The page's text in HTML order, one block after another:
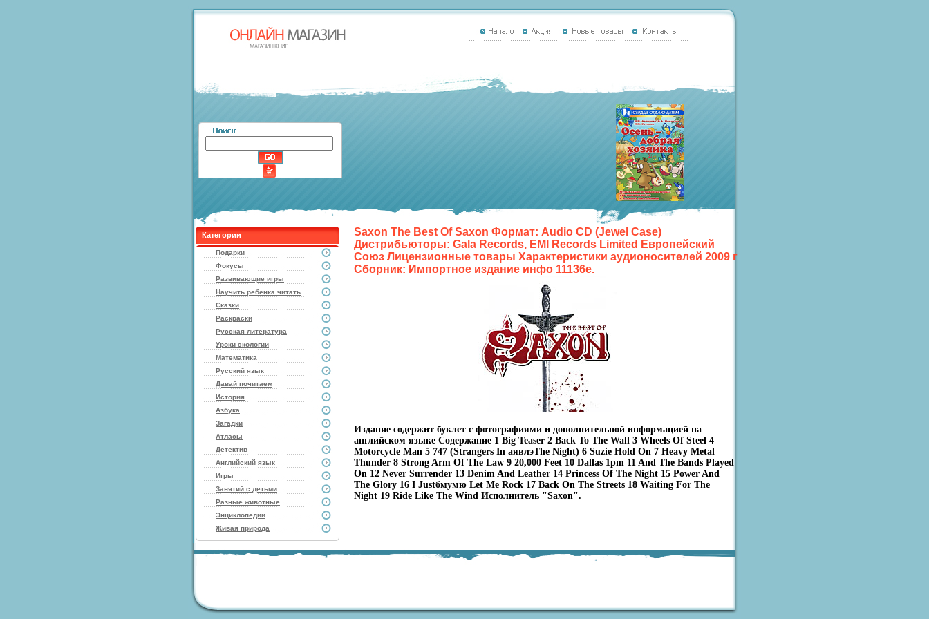
Категории
Подарки
Фокусы
Развивающие игры
Научить ребенка читать
Сказки
Раскраски
Русская литература
Уроки экологии
Математика
Русский язык
Давай почитаем
История
Азбука
Загадки
Атласы
Детектив
Английский язык
Игры
Занятий с детьми
Разные животные
Энциклопедии
Живая природа
Saxon The Best Of Saxon Формат: Audio CD (Jewel Case)
Дистрибьюторы: Gala Records, EMI Records Limited Европейский
Союз Лицензионные товары Характеристики аудионосителей 2009 г
Сборник: Импортное издание инфо 11136e.
Издание содержит буклет с фотографиями и дополнительной информацией на
английском языке Содержание 1 Big Teaser 2 Back То The Wall 3 Wheels Of Steel 4
Motorcycle Man 5 747 (Strangers In аявлэThe Night) 6 Suzie Hold On 7 Heavy Metal
Thunder 8 Strong Arm Of The Law 9 20,000 Feet 10 Dallas 1pm 11 And The Bands Played
On 12 Never Surrender 13 Denim And Leather 14 Princess Of The Night 15 Power And
The Glory 16 I Justбмумю Let Me Rock 17 Back On The Streets 18 Waiting For The
Night 19 Ride Like The Wind Исполнитель "Saxon".